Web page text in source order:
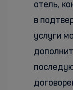
отель,
в
услуги